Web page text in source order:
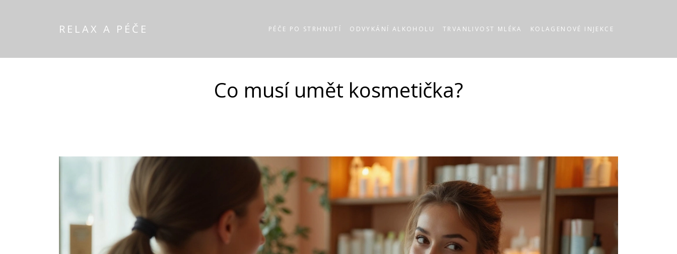
RELAX A PÉČE PÉČE PO STRHNUTÍ ODVYKÁNÍ ALKOHOLU TRVANLIVOST MLÉKA KOLAGENOVÉ INJEKCE
Co musí umět kosmetička?